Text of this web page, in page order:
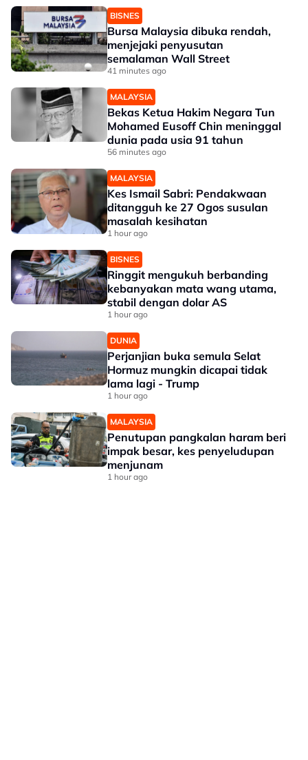
BISNES
Bursa Malaysia dibuka rendah,
menjejaki penyusutan
semalaman Wall Street
41 minutes ago
MALAYSIA
Bekas Ketua Hakim Negara Tun
Mohamed Eusoff Chin meninggal
dunia pada usia 91 tahun
56 minutes ago
MALAYSIA
Kes Ismail Sabri: Pendakwaan
ditangguh ke 27 Ogos susulan
masalah kesihatan
1 hour ago
BISNES
Ringgit mengukuh berbanding
kebanyakan mata wang utama,
stabil dengan dolar AS
1 hour ago
DUNIA
Perjanjian buka semula Selat
Hormuz mungkin dicapai tidak
lama lagi - Trump
1 hour ago
MALAYSIA
Penutupan pangkalan haram beri
impak besar, kes penyeludupan
menjunam
1 hour ago